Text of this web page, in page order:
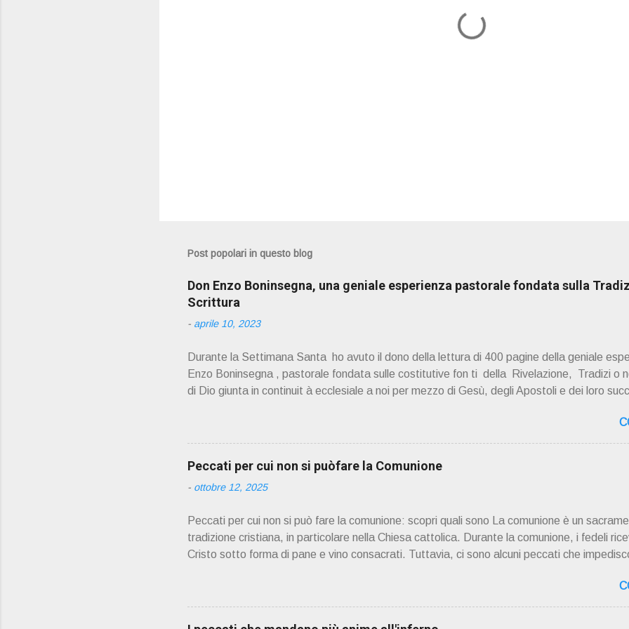
Post popolari in questo blog
Don Enzo Boninsegna, una geniale esperienza pastorale fondata sulla
Scrittura
- aprile 10, 2023
Durante la Settimana Santa ho avuto il dono della lettura di 400 pagine della geniale
Enzo Boninsegna , pastorale fondata sulle costitutive fon ti della Rivelazione, Tradizi o
di Dio giunta in continuit à ecclesiale a noi per mezzo di Gesù, degli Apostoli e dei loro
scelto come Confessore. Del suo volume " ERO "CURATO" …ora son "da curare"
PRESENTAZIONE" D on Enzo Boninsegna , per ordinazioni Via San Giovanni
045 8201679 – Cell. 338990 8824 PRESENTAZIONE R icordo che qualche secolo fa
prete, ho letto un bellissimo libro di Georges Bernanos , " DIARIO DI UN CURATO DI
Peccati per cui non si puòfare la Comunione
- ottobre 12, 2025
Peccati per cui non si può fare la comunione: scopri quali sono La comunione è un
tradizione cristiana, in particolare nella Chiesa cattolica. Durante la comunione, i fedeli
Cristo sotto forma di pane e vino consacrati. Tuttavia, ci sono alcuni peccati che
confessione prima di poter ricevere la comunione nuovamente. 📖 Indice dei contenuti
Adulterio Furto Idolatria Frode Occultismo Peccati gravi o mortali I peccati gravi o mortali
contro i comandamenti di Dio in modo grave e deliberato. Questi peccati sono considerati